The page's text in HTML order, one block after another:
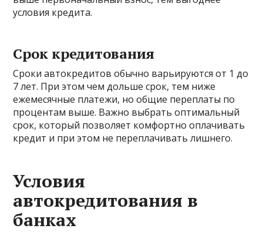
условия кредита.
Срок кредитования
Сроки автокредитов обычно варьируются от 1 до
7 лет. При этом чем дольше срок, тем ниже
ежемесячные платежи, но общие переплаты по
процентам выше. Важно выбрать оптимальный
срок, который позволяет комфортно оплачивать
кредит и при этом не переплачивать лишнего.
Условия
автокредитования в
банках